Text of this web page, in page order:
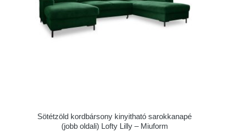
Sötétzöld kordbársony kinyitható sarokkanapé
(jobb oldali) Lofty Lilly – Miuform